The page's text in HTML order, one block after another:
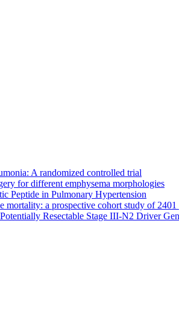
A randomized controlled trial
for different emphysema morphologies
Peptide in Pulmonary Hypertension
mortality: a prospective cohort study of
Resectable Stage III-N2 Driver